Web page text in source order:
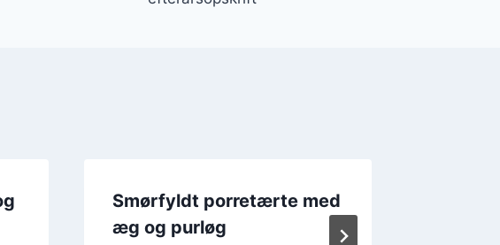
Smørfyldt porretærte med
æg og purløg